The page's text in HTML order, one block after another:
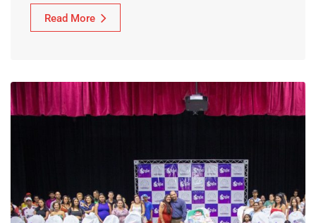
Read More